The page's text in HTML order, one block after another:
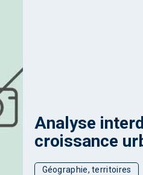
Analyse
croissance
Géographie, territoires